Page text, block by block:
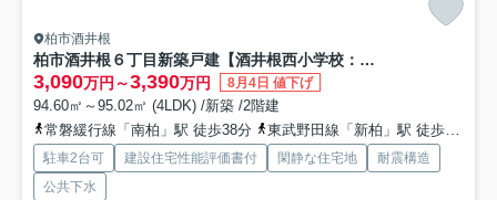
柏市酒井根
柏市酒井根６丁目新築戸建【酒井根西小学校：10分】
3,090万円～3,390万円 8月4日 値下げ
94.60㎡～95.02㎡ (4LDK) /新築 /2階建
常磐緩行線「南柏」駅 徒歩38分
東武野田線「新柏」駅 徒歩30分
駐車2台可 建設住宅性能評価書付 閑静な住宅地
耐震構造
公共下水